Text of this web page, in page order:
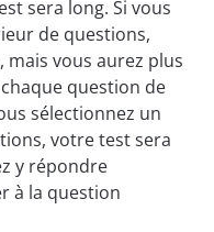
sera long. Si vous
de questions,
vous aurez plus
question de
sélectionnez un
votre test sera
y répondre
à la question